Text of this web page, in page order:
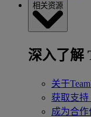
相关资源
深入了解
关于
获取支持
成为合作